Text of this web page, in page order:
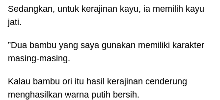
Sedangkan, untuk kerajinan kayu, ia memilih kayu
jati.
”Dua bambu yang saya gunakan memiliki karakter
masing-masing.
Kalau bambu ori itu hasil kerajinan cenderung
menghasilkan warna putih bersih.